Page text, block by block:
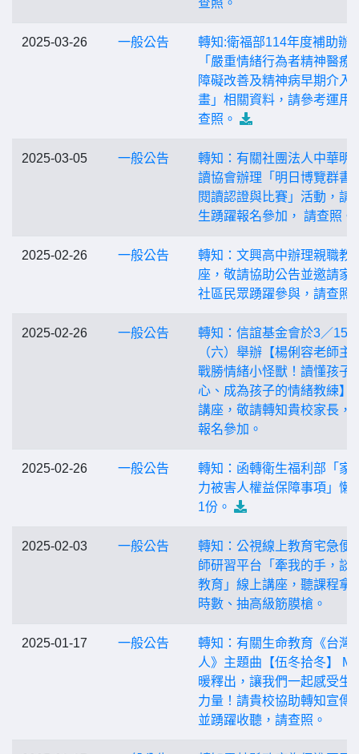
查照。
2025-03-26 一般公告
轉知:衛福部114年度補助辦
「嚴重情緒行為者精神醫療
障礙改善及精神病早期介入
畫」相關資料，請參考運用
查照。
2025-03-05 一般公告
轉知：有關社團法人中華明
讀協會辦理「明日博覽群書
閱讀認證與比賽」活動，請
生踴躍報名參加， 請查照。
2025-02-26 一般公告
轉知：文興高中辦理親職教
座，敬請協助公告並邀請家
社區民眾踴躍參與，請查照
2025-02-26 一般公告
轉知：信誼基金會於3／15
（六）舉辦【楊俐容老師主
戰勝情緒小怪獸！讀懂孩子
心、成為孩子的情緒教練】
講座，敬請轉知貴校家長，
報名參加。
2025-02-26 一般公告
轉知：函轉衛生福利部「家
力被害人權益保障事項」懶
1份。
2025-02-03 一般公告
轉知：公視線上教育宅急便-
師研習平台「牽我的手，談
教育」線上講座，聽課程拿
時數、抽高級筋膜槍。
2025-01-17 一般公告
轉知：有關生命教育《台灣
人》主題曲【伍冬拾冬】
暖釋出，讓我們一起感受生
力量！請貴校協助轉知宣傳
並踴躍收聽，請查照。